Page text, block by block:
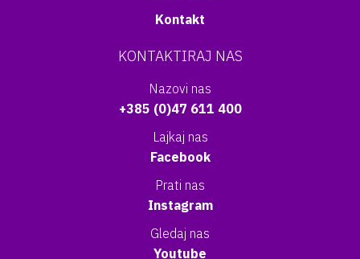
Kontakt
KONTAKTIRAJ NAS
Nazovi nas
+385 (0)47 611 400
Lajkaj nas
Facebook
Prati nas
Instagram
Gledaj nas
Youtube